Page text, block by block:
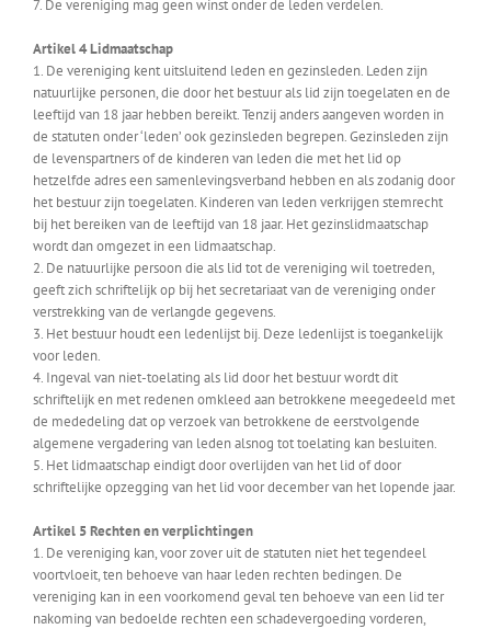
7. De vereniging mag geen winst onder de leden verdelen.
Artikel 4 Lidmaatschap
1. De vereniging kent uitsluitend leden en gezinsleden. Leden zijn
natuurlijke personen, die door het bestuur als lid zijn toegelaten en de
leeftijd van 18 jaar hebben bereikt. Tenzij anders aangeven worden in
de statuten onder ‘leden’ ook gezinsleden begrepen. Gezinsleden zijn
de levenspartners of de kinderen van leden die met het lid op
hetzelfde adres een samenlevingsverband hebben en als zodanig door
het bestuur zijn toegelaten. Kinderen van leden verkrijgen stemrecht
bij het bereiken van de leeftijd van 18 jaar. Het gezinslidmaatschap
wordt dan omgezet in een lidmaatschap.
2. De natuurlijke persoon die als lid tot de vereniging wil toetreden,
geeft zich schriftelijk op bij het secretariaat van de vereniging onder
verstrekking van de verlangde gegevens.
3. Het bestuur houdt een ledenlijst bij. Deze ledenlijst is toegankelijk
voor leden.
4. Ingeval van niet-toelating als lid door het bestuur wordt dit
schriftelijk en met redenen omkleed aan betrokkene meegedeeld met
de mededeling dat op verzoek van betrokkene de eerstvolgende
algemene vergadering van leden alsnog tot toelating kan besluiten.
5. Het lidmaatschap eindigt door overlijden van het lid of door
schriftelijke opzegging van het lid voor december van het lopende jaar.
Artikel 5 Rechten en verplichtingen
1. De vereniging kan, voor zover uit de statuten niet het tegendeel
voortvloeit, ten behoeve van haar leden rechten bedingen. De
vereniging kan in een voorkomend geval ten behoeve van een lid ter
nakoming van bedoelde rechten een schadevergoeding vorderen,